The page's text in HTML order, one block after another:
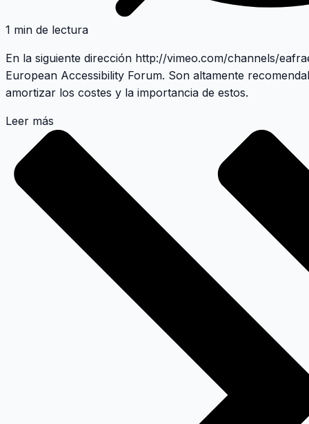
1 min de lectura
En la siguiente dirección http://vimeo.com/channels/
European Accessibility Forum. Son altamente
amortizar los costes y la importancia de estos.
Leer más